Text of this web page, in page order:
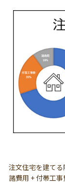
注文住宅を建て
諸費用 + 付帯工事